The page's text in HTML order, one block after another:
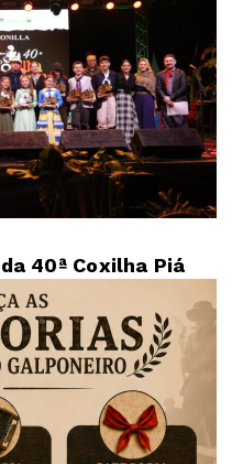
40ª Coxilha Piá